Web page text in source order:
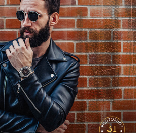
Ücretsiz indirin